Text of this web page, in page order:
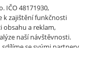
IČO 48171930,
k zajištění funkčnosti
obsahu a reklam,
naší návštěvnosti.
se svými partnery
používá. Partneři tyto